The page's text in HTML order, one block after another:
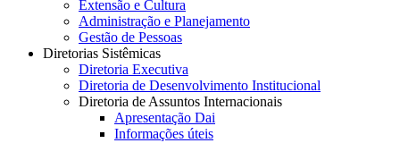
Extensão e Cultura
Administração e Planejamento
Gestão de Pessoas
Diretorias Sistêmicas
Diretoria Executiva
Diretoria de Desenvolvimento Institucional
Diretoria de Assuntos Internacionais
Apresentação Dai
Informações úteis